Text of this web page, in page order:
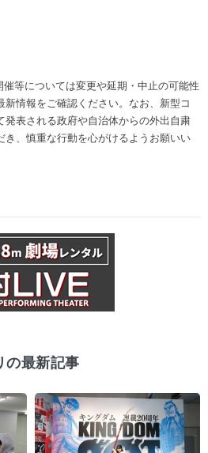
等については変更や延期・中止の可能性
情報をご確認ください。なお、新型コ
発表される政府や自治体からの外出自粛
、慎重な行動を心がけるようお願いい
の最新記事